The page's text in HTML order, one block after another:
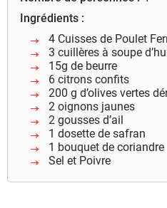
Ingrédients :
4 Cuisses de Poulet
3 cuillères à soupe
15g de beurre
6 citrons confits
200 g d’olives vertes
2 oignons jaunes
2 gousses d’ail
1 dosette de safran
1 bouquet de coriandre
Sel et Poivre